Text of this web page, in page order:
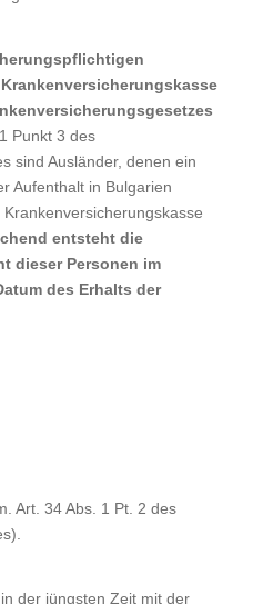
Punkt 3 des
sind Ausländer, denen ein
Aufenthalt in Bulgarien
entsteht die
dieser Personen im
des Erhalts der
Art. 34 Abs. 1 Pt. 2 des
der jüngsten Zeit mit der